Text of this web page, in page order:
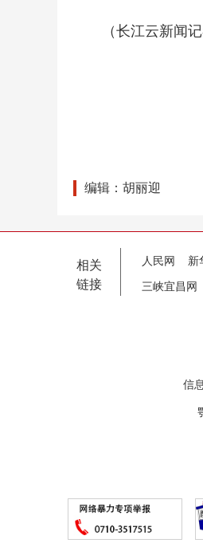
（长江云新闻
编辑：胡丽迎
相关
链接
人民网 新
三峡宜昌网
信